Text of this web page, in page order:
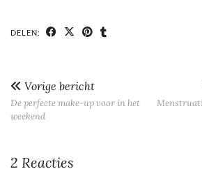
DELEN:
Vorige bericht
De perfecte make-up voor in het
weekend
2 Reacties